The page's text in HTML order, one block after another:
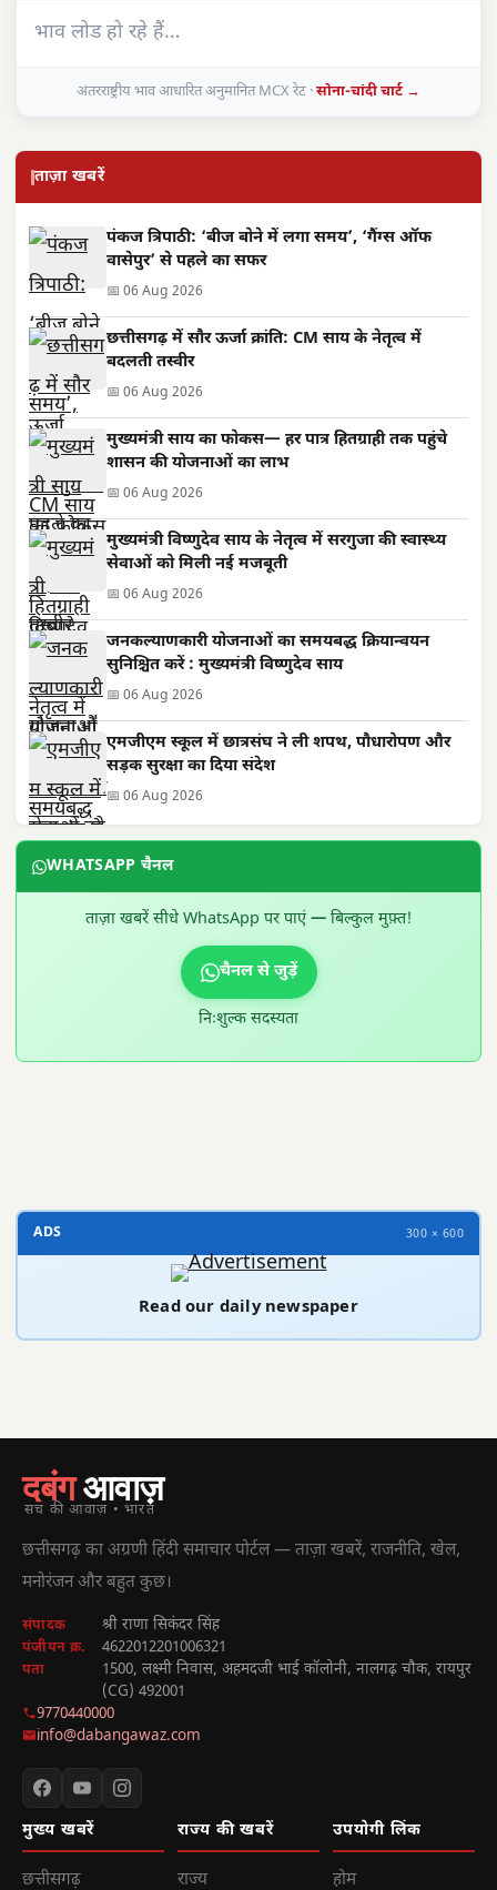
भाव लोड हो रहे हैं…
अंतरराष्ट्रीय भाव आधारित अनुमानित MCX रेट ·सोना-चांदी चार्ट →
ताज़ा खबरें
पंकज त्रिपाठी: ‘बीज बोने में लगा समय’, ‘गैंग्स ऑफ
वासेपुर’ से पहले का सफर
📅 06 Aug 2026
छत्तीसगढ़ में सौर ऊर्जा क्रांति: CM साय के नेतृत्व में
बदलती तस्वीर
📅 06 Aug 2026
मुख्यमंत्री साय का फोकस— हर पात्र हितग्राही तक पहुंचे
शासन की योजनाओं का लाभ
📅 06 Aug 2026
मुख्यमंत्री विष्णुदेव साय के नेतृत्व में सरगुजा की स्वास्थ्य
सेवाओं को मिली नई मजबूती
📅 06 Aug 2026
जनकल्याणकारी योजनाओं का समयबद्ध क्रियान्वयन
सुनिश्चित करें : मुख्यमंत्री विष्णुदेव साय
📅 06 Aug 2026
एमजीएम स्कूल में छात्रसंघ ने ली शपथ, पौधारोपण और
सड़क सुरक्षा का दिया संदेश
📅 06 Aug 2026
WHATSAPP चैनल
ताज़ा खबरें सीधे WhatsApp पर पाएं — बिल्कुल मुफ़्त!
चैनल से जुड़ें
निःशुल्क सदस्यता
ADS 300 × 600
Read our daily newspaper
दबंगआवाज़
सच की आवाज़ • भारत
छत्तीसगढ़ का अग्रणी हिंदी समाचार पोर्टल — ताज़ा खबरें, राजनीति, खेल,
मनोरंजन और बहुत कुछ।
संपादक श्री राणा सिकंदर सिंह
पंजीयन क्र. 4622012201006321
पता
1500, लक्ष्मी निवास, अहमदजी भाई कॉलोनी, नालगढ़ चौक, रायपुर
(CG) 492001
9770440000
info@dabangawaz.com
मुख्य खबरें
छत्तीसगढ़
राज्य की खबरें
राज्य
उपयोगी लिंक
होम